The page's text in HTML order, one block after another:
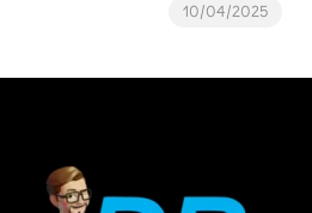
10/04/2025